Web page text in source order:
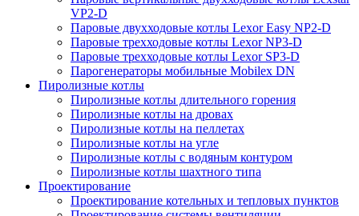
VP2-D
Паровые двухходовые котлы Lexor Easy NP2-D
Паровые трехходовые котлы Lexor NP3-D
Паровые трехходовые котлы Lexor SP3-D
Парогенераторы мобильные Mobilex DN
Пиролизные котлы
Пиролизные котлы длительного горения
Пиролизные котлы на дровах
Пиролизные котлы на пеллетах
Пиролизные котлы на угле
Пиролизные котлы с водяным контуром
Пиролизные котлы шахтного типа
Проектирование
Проектирование котельных и тепловых пунктов